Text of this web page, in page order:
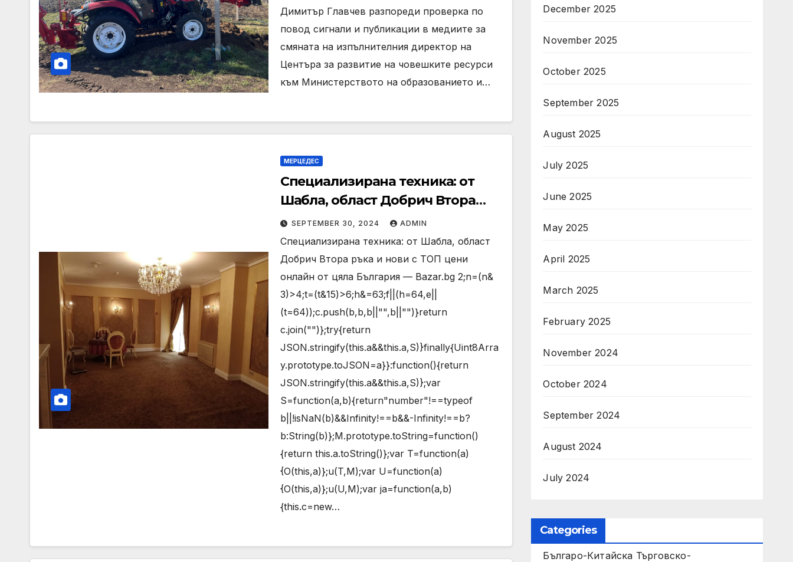
към МОН
Димитър Главчев разпореди проверка по
повод сигнали и публикации в медиите за
смяната на изпълнителния директор на
Центъра за развитие на човешките ресурси
към Министерството на образованието и…
МЕРЦЕДЕС
Специализирана техника: от
Шабла, област Добрич Втора
ръка и нови с ТОП цени онлайн
от цяла България — Bazar.bg
SEPTEMBER 30, 2024 ADMIN
Специализирана техника: от Шабла, област
Добрич Втора ръка и нови с ТОП цени
онлайн от цяла България — Bazar.bg 2;n=(n&
3)>4;t=(t&15)>6;h&=63;f||(h=64,e||
(t=64));c.push(b,b,b||"",b||"")}return
c.join("")};try{return
JSON.stringify(this.a&&this.a,S)}finally{Uint8Arra
y.prototype.toJSON=a}}:function(){return
JSON.stringify(this.a&&this.a,S)};var
S=function(a,b){return"number"!==typeof
b||!isNaN(b)&&Infinity!==b&&-Infinity!==b?
b:String(b)};M.prototype.toString=function()
{return this.a.toString()};var T=function(a)
{O(this,a)};u(T,M);var U=function(a)
{O(this,a)};u(U,M);var ja=function(a,b)
{this.c=new…
December 2025
November 2025
October 2025
September 2025
August 2025
July 2025
June 2025
May 2025
April 2025
March 2025
February 2025
November 2024
October 2024
September 2024
August 2024
July 2024
Categories
Българо-Китайска Търговско-